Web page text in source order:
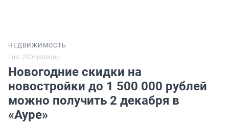
НЕДВИЖИМОСТЬ
Erid: 2SDnjdbbq6p
Новогодние скидки на
новостройки до 1 500 000 рублей
можно получить 2 декабря в
«Ауре»